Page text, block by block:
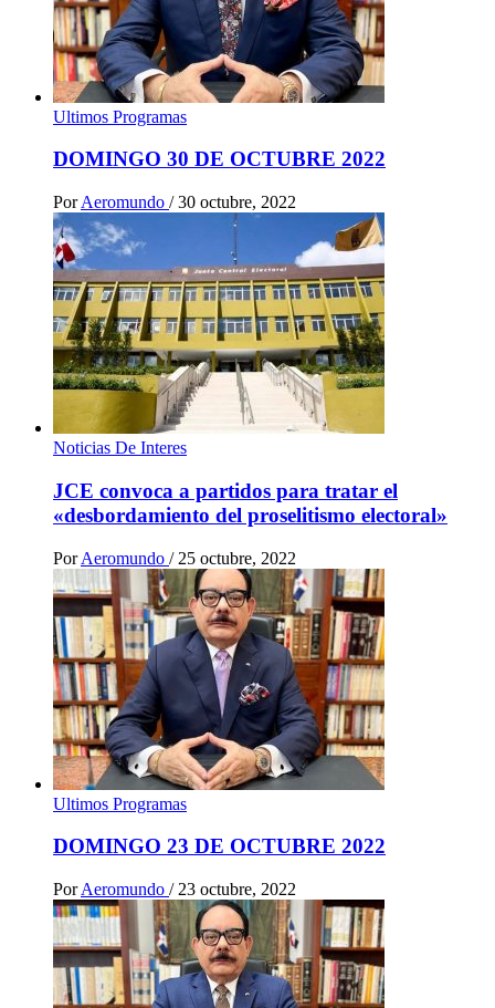
Ultimos Programas
DOMINGO 30 DE OCTUBRE 2022
Por Aeromundo / 30 octubre, 2022
Noticias De Interes
JCE convoca a partidos para tratar el
«desbordamiento del proselitismo electoral»
Por Aeromundo / 25 octubre, 2022
Ultimos Programas
DOMINGO 23 DE OCTUBRE 2022
Por Aeromundo / 23 octubre, 2022